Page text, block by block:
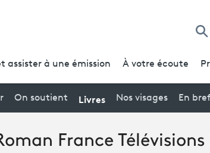
assister à une émission À votre écoute
On soutient Livres Nos visages En bref
France